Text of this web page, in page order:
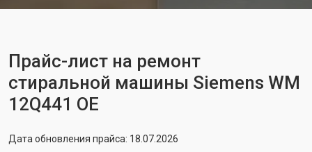
Прайс-лист на ремонт
стиральной машины Siemens WM
12Q441 OE
Дата обновления прайса: 18.07.2026